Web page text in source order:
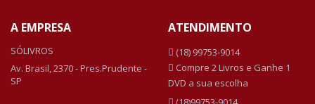
A EMPRESA
SÓLIVROS
Av. Brasil, 2370 - Pres.Prudente -
SP
ATENDIMENTO
(18) 99753-9014
Compre 2 Livros e Ganhe 1
DVD a sua escolha